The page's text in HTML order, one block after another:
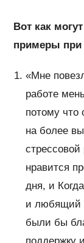
Вот как
примеры при
«Мне
работе
потому что
на более
нравится
дня, и
и любящий
были бы
поддержку